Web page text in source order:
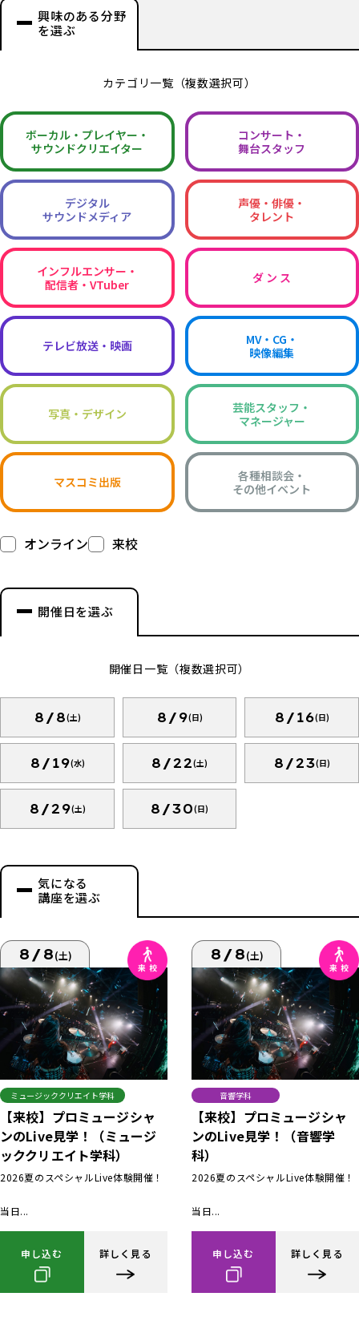
興味のある分野
を選ぶ
カテゴリ一覧（複数選択可）
ボーカル・ プレイヤー・
サウンドクリエイター
コンサート・
舞台スタッフ
デジタル
サウンドメディア
声優・俳優・
タレント
インフルエンサー・
配信者・VTuber
ダ ン ス
テレビ放送・映画
MV・CG・
映像編集
写真・デザイン
芸能スタッフ・
マネージャー
マスコミ出版
各種相談会・
その他イベント
オンライン 来校
開催日を選ぶ
開催日一覧（複数選択可）
8/8(土) 8/9(日) 8/16(日)
8/19(水) 8/22(土) 8/23(日)
8/29(土) 8/30(日)
気になる
講座を選ぶ
8/8(土)
ミュージッククリエイト学科
【来校】プロミュージシャ
ンのLive見学！（ミュージ
ッククリエイト学科）
2026夏のスペシャルLive体験開催！
当日...
申し込む 詳しく見る
8/8(土)
音響学科
【来校】プロミュージシャ
ンのLive見学！（音響学
科）
2026夏のスペシャルLive体験開催！
当日...
申し込む 詳しく見る